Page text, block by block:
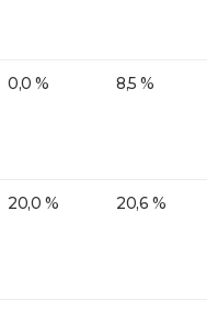
0,0 % 8,5 %
20,0 % 20,6 %